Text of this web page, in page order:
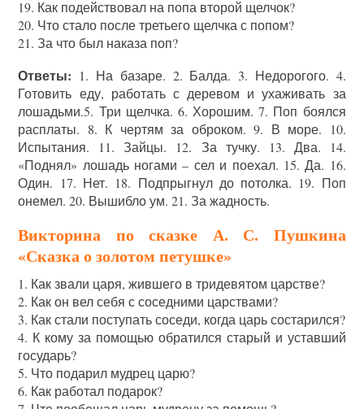
19. Как подействовал на попа второй щелчок?
20. Что стало после третьего щелчка с попом?
21. За что был наказа поп?
Ответы: 1. На базаре. 2. Балда. 3. Недорогого. 4.
Готовить еду, работать с деревом и ухаживать за
лошадьми.5. Три щелчка. 6. Хорошим. 7. Поп боялся
расплаты. 8. К чертям за оброком. 9. В море. 10.
Испытания. 11. Зайцы. 12. За тучку. 13. Два. 14.
«Поднял» лошадь ногами – сел и поехал. 15. Да. 16.
Один. 17. Нет. 18. Подпрыгнул до потолка. 19. Поп
онемел. 20. Вышибло ум. 21. За жадность.
Викторина по сказке А. С. Пушкина
«Сказка о золотом петушке»
1. Как звали царя, жившего в тридевятом царстве?
2. Как он вел себя с соседними царствами?
3. Как стали поступать соседи, когда царь состарился?
4. К кому за помощью обратился старый и уставший
государь?
5. Что подарил мудрец царю?
6. Как работал подарок?